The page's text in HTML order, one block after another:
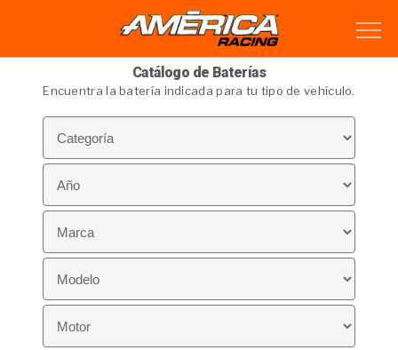
Catálogo de Baterías
Encuentra la batería indicada para tu tipo de vehículo.